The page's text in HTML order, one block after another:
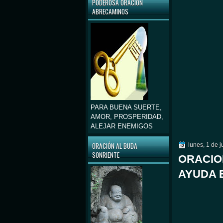
lunes, 1 de
AYUDA
PODEROSA ORACIÓN
ABRECAMINOS
PARA BUENA SUERTE,
AMOR, PROSPERIDAD,
ALEJAR ENEMIGOS
ORACIÓN AL BUDA
SONRIENTE